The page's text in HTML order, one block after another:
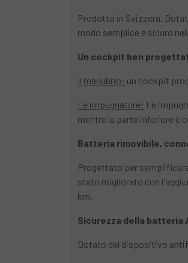
Prodotto in Svizzera.
modo semplice e sicuro
Un cockpit ben
Il manubrio: un cockpit
Le impugnature: Le
mentre la parte inferiore è
Batteria rimovibile,
Progettato per
stato migliorato con
km.
Sicurezza della batteria
Dotato del dispositivo